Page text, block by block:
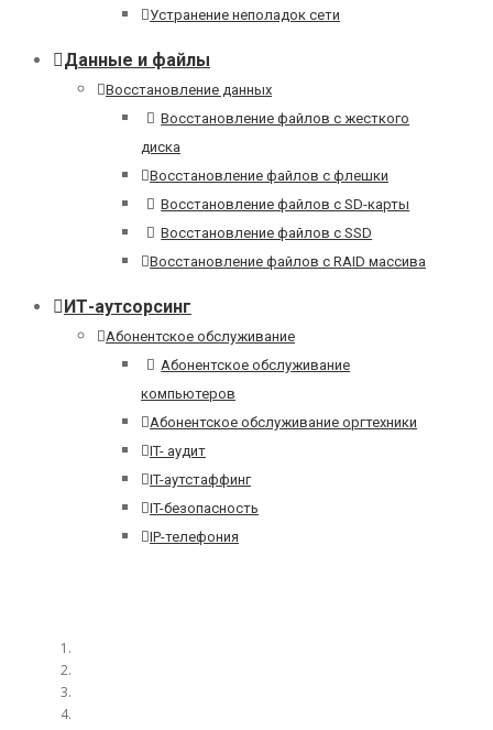
Устранение неполадок сети
Данные и файлы
Восстановление данных
Восстановление файлов с жесткого
диска
Восстановление файлов с флешки
Восстановление файлов с SD-карты
Восстановление файлов с SSD
Восстановление файлов с RAID массива
ИТ-аутсорсинг
Абонентское обслуживание
Абонентское обслуживание
компьютеров
Абонентское обслуживание оргтехники
IT- аудит
IT-аутстаффинг
IT-безопасность
IP-телефония